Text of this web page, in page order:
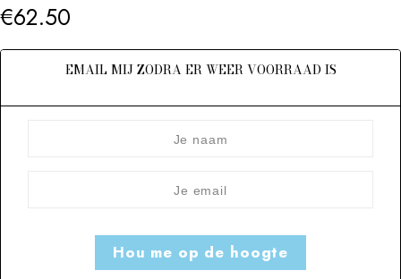
€62.50
EMAIL MIJ ZODRA ER WEER VOORRAAD IS